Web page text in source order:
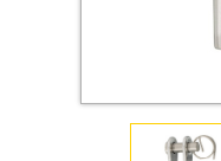
Оснастка и